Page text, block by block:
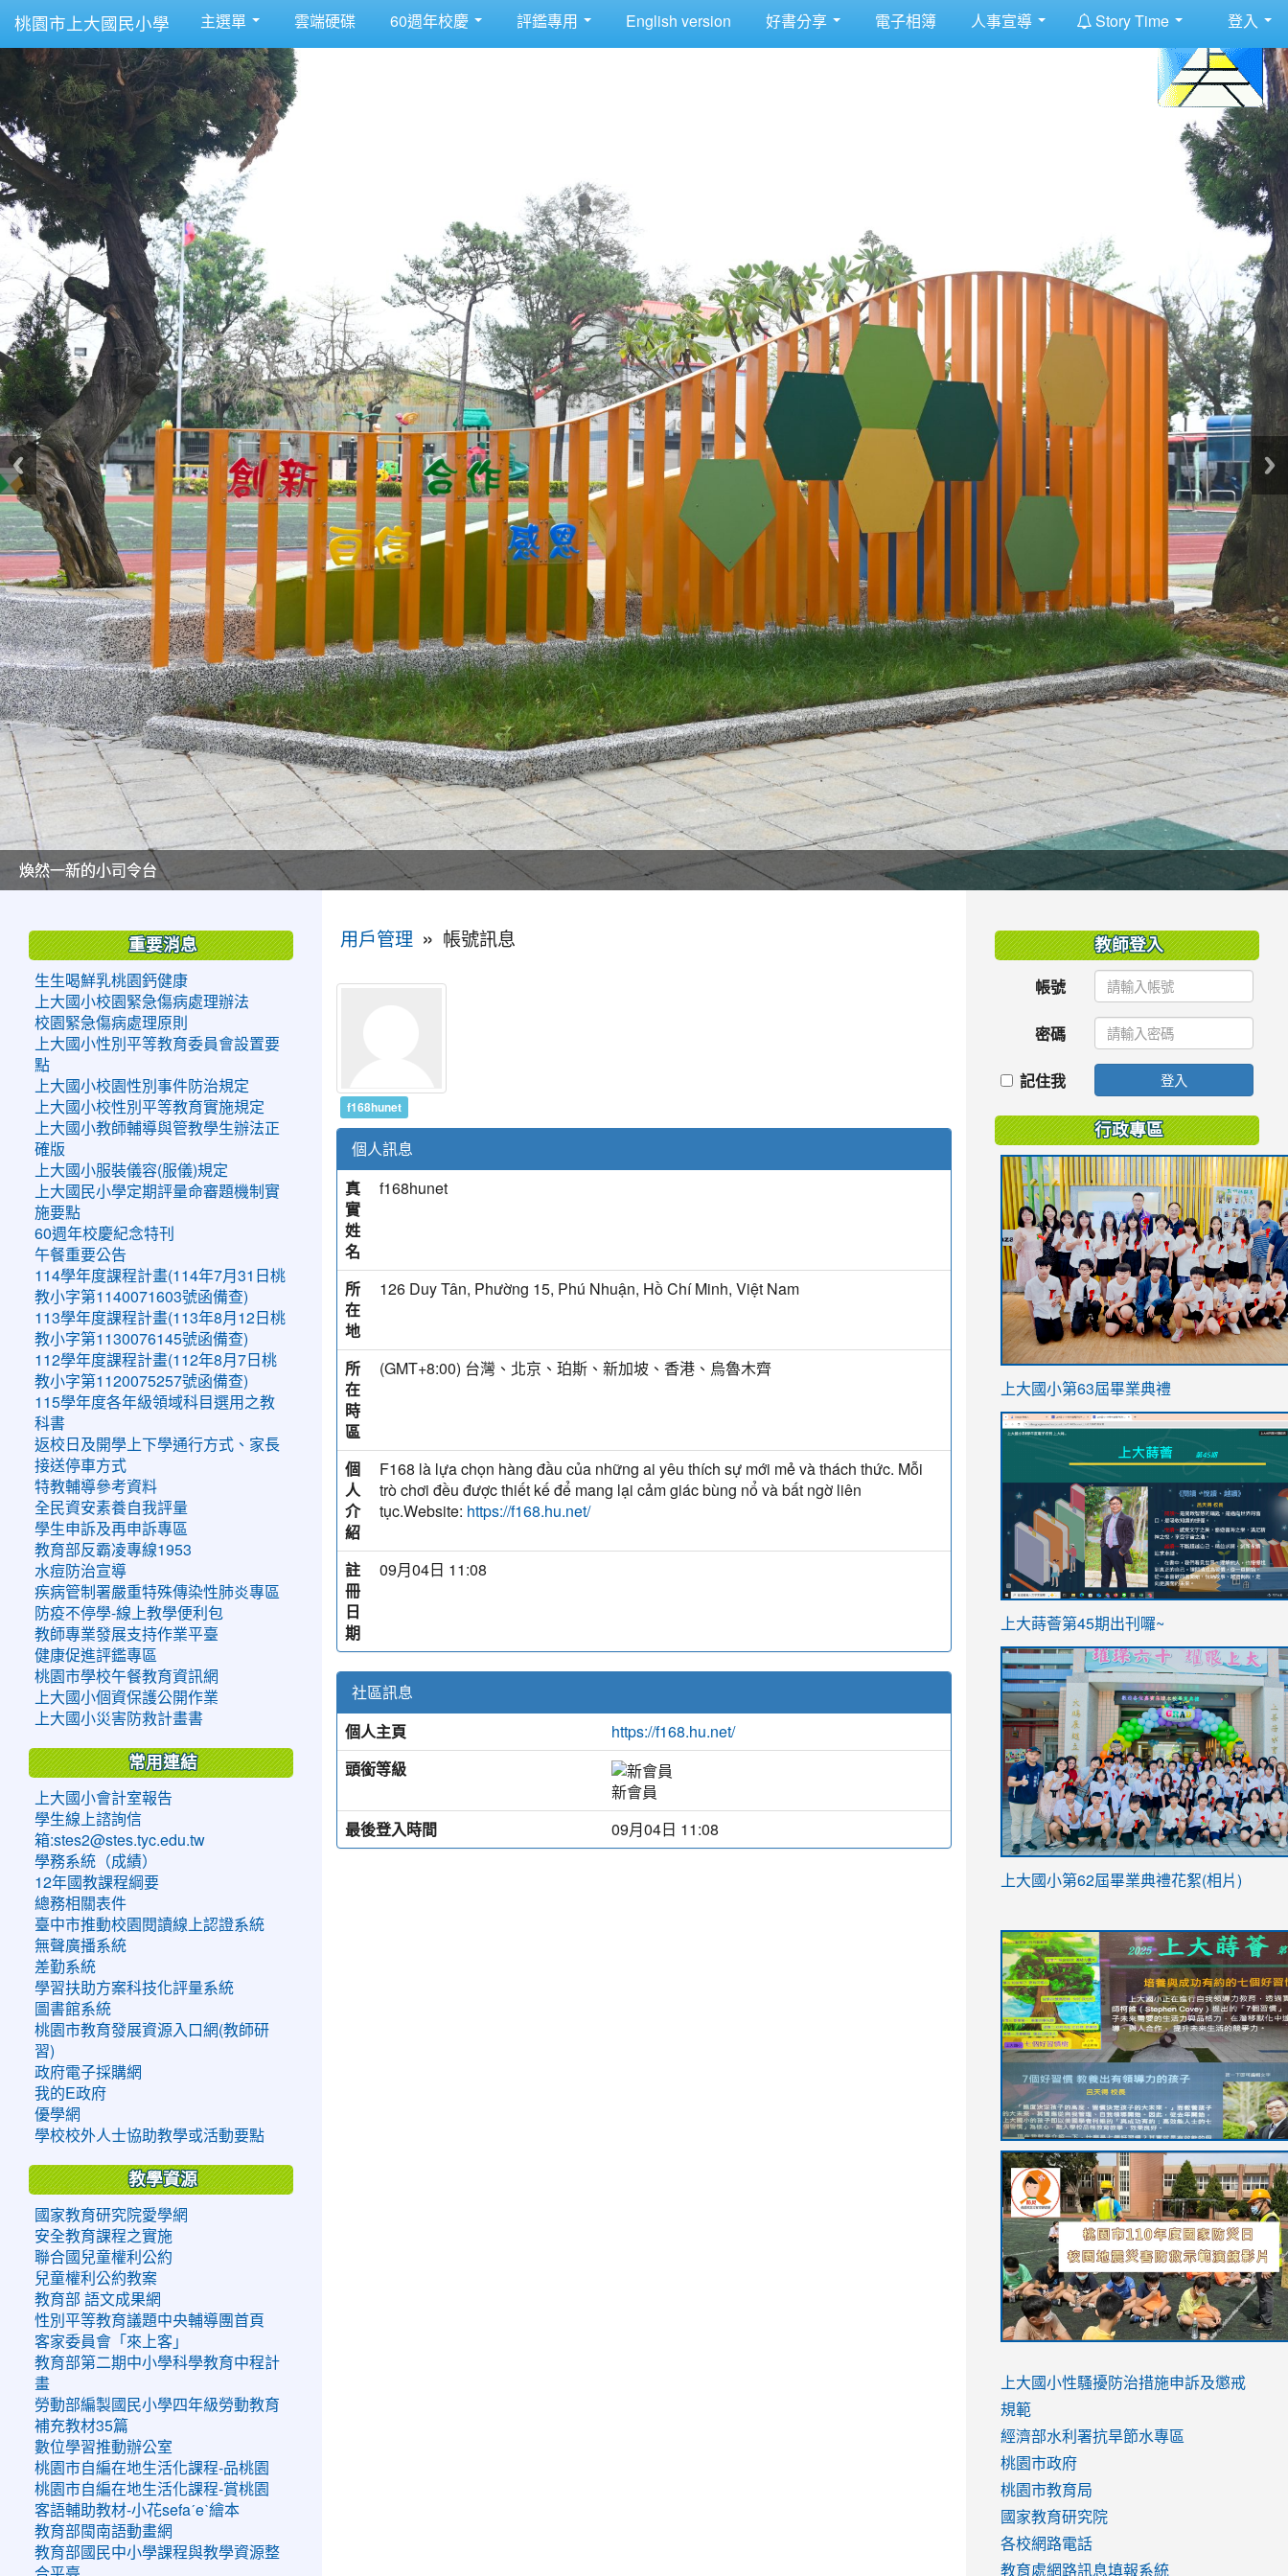
桃園市上大國民小學 主選單 雲端硬碟 60週年校慶 評鑑專用 English version 好書分享 電子相簿 人事宣導 Story Time 登入
美麗的操場是我們活力的來源
美麗的操場是我們活力的來源
煥然一新的小司令台
煥然一新的小司令台
富含桃園埤塘田園風光意象的中廊
富含桃園埤塘田園風光意象的中廊
嶄新的中庭廣場
嶄新的中庭廣場
水生池生生不息
水生池生生不息
用戶管理 » 帳號訊息
f168hunet
個人訊息
真
實
姓
名
f168hunet
所
在
地
126 Duy Tân, Phường 15, Phú Nhuận, Hồ Chí Minh, Việt Nam
所
在
時
區
(GMT+8:00) 台灣、北京、珀斯、新加坡、香港、烏魯木齊
個
人
介
紹
F168 là lựa chọn hàng đầu của những ai yêu thích sự mới mẻ và thách thức. Mỗi
trò chơi đều được thiết kế để mang lại cảm giác bùng nổ và bất ngờ liên
tục.Website: https://f168.hu.net/
註
冊
日
期
09月04日 11:08
社區訊息
個人主頁
https://f168.hu.net/
頭銜等級
新會員
最後登入時間
09月04日 11:08
重要消息
生生喝鮮乳桃園鈣健康
上大國小校園緊急傷病處理辦法
校園緊急傷病處理原則
上大國小性別平等教育委員會設置要
點
上大國小校園性別事件防治規定
上大國小校性別平等教育實施規定
上大國小教師輔導與管教學生辦法正
確版
上大國小服裝儀容(服儀)規定
上大國民小學定期評量命審題機制實
施要點
60週年校慶紀念特刊
午餐重要公告
114學年度課程計畫(114年7月31日桃
教小字第1140071603號函備查)
113學年度課程計畫(113年8月12日桃
教小字第1130076145號函備查)
112學年度課程計畫(112年8月7日桃
教小字第1120075257號函備查)
115學年度各年級領域科目選用之教
科書
返校日及開學上下學通行方式、家長
接送停車方式
特教輔導參考資料
全民資安素養自我評量
學生申訴及再申訴專區
教育部反霸凌專線1953
水痘防治宣導
疾病管制署嚴重特殊傳染性肺炎專區
防疫不停學-線上教學便利包
教師專業發展支持作業平臺
健康促進評鑑專區
桃園市學校午餐教育資訊網
上大國小個資保護公開作業
上大國小災害防救計畫書
常用連結
上大國小會計室報告
學生線上諮詢信
箱:stes2@stes.tyc.edu.tw
學務系統（成績）
12年國教課程綱要
總務相關表件
臺中市推動校園閱讀線上認證系統
無聲廣播系統
差勤系統
學習扶助方案科技化評量系統
圖書館系統
桃園市教育發展資源入口網(教師研
習)
政府電子採購網
我的E政府
優學網
學校校外人士協助教學或活動要點
教學資源
國家教育研究院愛學網
安全教育課程之實施
聯合國兒童權利公約
兒童權利公約教案
教育部 語文成果網
性別平等教育議題中央輔導團首頁
客家委員會「來上客」
教育部第二期中小學科學教育中程計
畫
勞動部編製國民小學四年級勞動教育
補充教材35篇
數位學習推動辦公室
桃園市自編在地生活化課程-品桃園
桃園市自編在地生活化課程-賞桃園
客語輔助教材-小花sefaˊeˋ繪本
教育部閩南語動畫網
教育部國民中小學課程與教學資源整
教師登入
帳號
密碼
記住我 登入
行政專區
link
https://sites.google.com/stes.tyc.edu.tw/
上大國小第63屆畢業典禮
link
ink
https://sites.google.com/stes.tyc.edu.tw/
link
https://sites.google.com/stes.tyc.edu.tw/
上大蒔薈第45期出刊囉~
link
YfDQppRvyMk686kIw6SBbssEIZ6WnT/
usp=sharing
上大國小第62屆畢業典禮花絮(相片)
to
https://drive.google.com/file/d/1I-
YfDQppRvyMk686kIw6SBbssEIZ6WnT/
usp=sharing
to
https://sites.google.com/stes.tyc.edu.tw/
link
to
https://sites.google.com/stes.tyc.edu.tw/
link
to
https://drive.google.com/file/d/
usp=sharing
link
to
https://youtu.be/jJOMVWY3-
8M
link
to
https://drive.google.com/file/d/
usp=sharing
to
https://www.youtube.com/watch?
v=hC_gdZndU9s
to
https://www.youtube.com/watch?
v=hC_gdZndU9s
link
to
https://www.youtube.com/watch?
v=mfpNykQ0g4M
上大國小性騷擾防治措施申訴及懲戒
規範
經濟部水利署抗旱節水專區
桃園市政府
桃園市教育局
國家教育研究院
各校網路電話
教育處網路訊息填報系統